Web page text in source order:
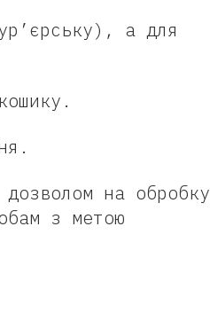
а для
на обробку
з метою